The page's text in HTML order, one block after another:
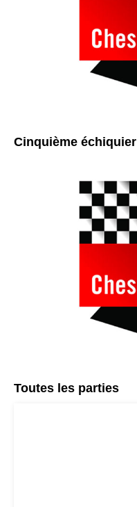
Cinquième échiquier
Toutes les parties